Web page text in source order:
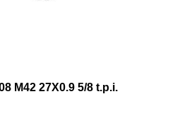
M42 27X0.9 5/8 t.p.i.